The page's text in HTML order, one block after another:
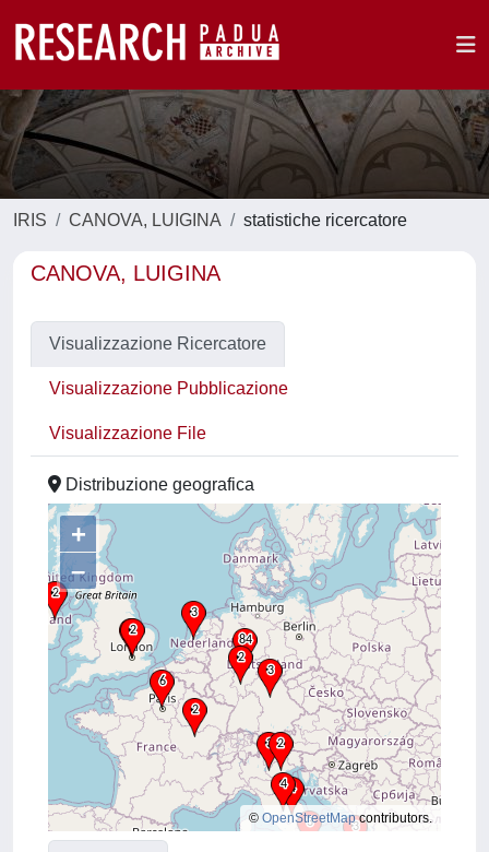
IRIS CANOVA, LUIGINA statistiche ricercatore
CANOVA, LUIGINA
Visualizzazione Ricercatore
Visualizzazione Pubblicazione
Visualizzazione File
Distribuzione geografica
+
–
© OpenStreetMapcontributors.